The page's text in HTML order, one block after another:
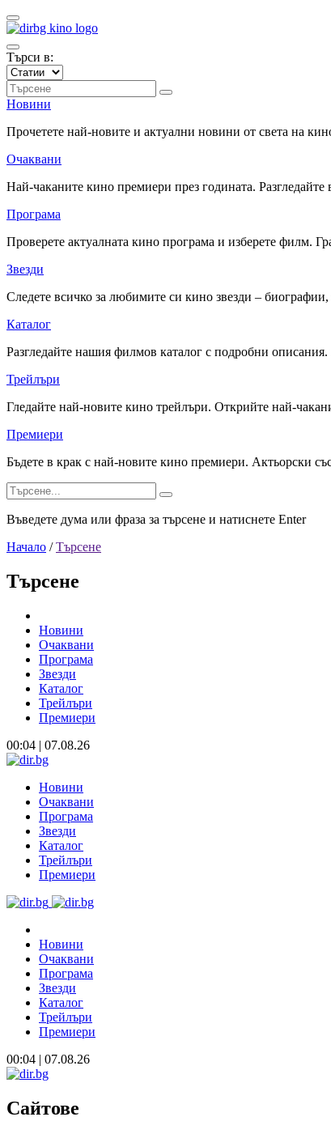
Търси в:
Новини
Прочетете най-новите и актуални новини от света на
Очаквани
Най-чаканите кино премиери през годината.
Програма
Проверете актуалната кино програма и изберете филм.
Звезди
Следете всичко за любимите си кино звезди –
Каталог
Разгледайте нашия филмов каталог с подробни
Трейлъри
Гледайте най-новите кино трейлъри. Открийте най-
Премиери
Бъдете в крак с най-новите кино премиери. Актьорски
Въведете дума или фраза за търсене и натиснете Enter
Начало / Търсене
Търсене
Новини
Очаквани
Програма
Звезди
Каталог
Трейлъри
Премиери
00:04 | 07.08.26
Новини
Очаквани
Програма
Звезди
Каталог
Трейлъри
Премиери
Новини
Очаквани
Програма
Звезди
Каталог
Трейлъри
Премиери
00:04 | 07.08.26
Сайтове